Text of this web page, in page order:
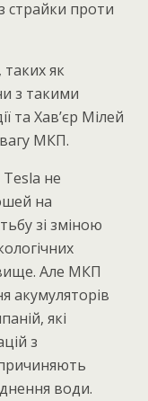
страйки проти
як
з такими
та Хав’єр Мілей
МКП.
Tesla не
на
зі зміною
Але МКП
акумуляторів
які
з
води.